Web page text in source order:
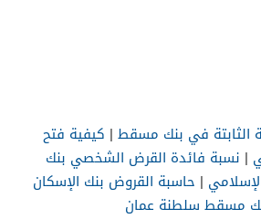
الثابتة في بنك مسقط | كيفية فتح
| نسبة فائدة القرض الشخصي بنك
| حاسبة القروض بنك الإسكان
مسقط سلطنة عمان